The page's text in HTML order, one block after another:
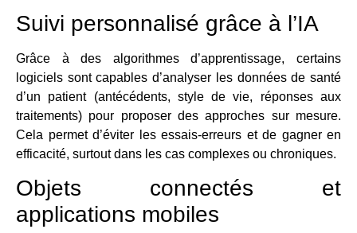
Suivi personnalisé grâce à l’IA
Grâce à des algorithmes d’apprentissage, certains
logiciels sont capables d’analyser les données de santé
d’un patient (antécédents, style de vie, réponses aux
traitements) pour proposer des approches sur mesure.
Cela permet d’éviter les essais-erreurs et de gagner en
efficacité, surtout dans les cas complexes ou chroniques.
Objets connectés et
applications mobiles